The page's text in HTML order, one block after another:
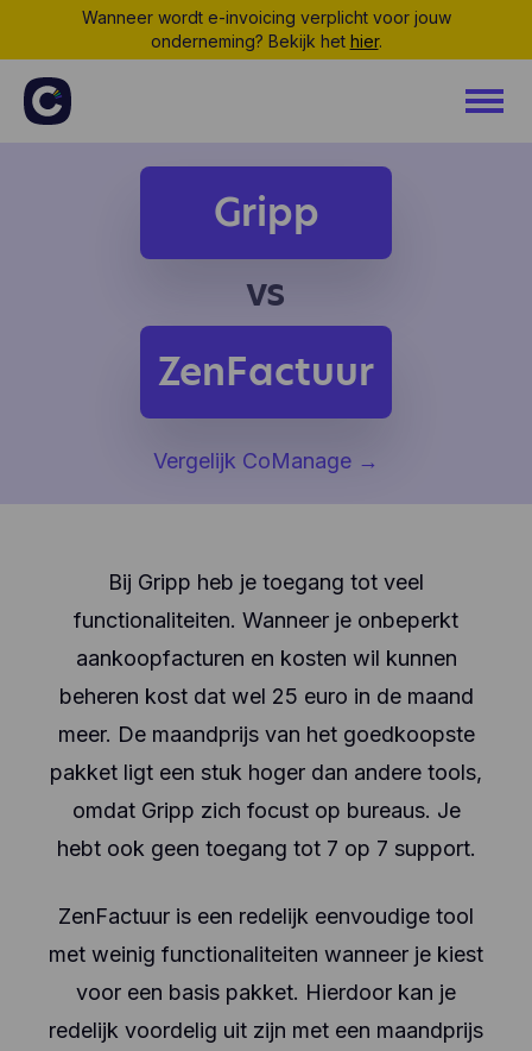
Wanneer wordt e-invoicing verplicht voor jouw
onderneming? Bekijk het hier.
Gripp
vs
ZenFactuur
Vergelijk CoManage →
Bij Gripp heb je toegang tot veel
functionaliteiten. Wanneer je onbeperkt
aankoopfacturen en kosten wil kunnen
beheren kost dat wel 25 euro in de maand
meer. De maandprijs van het goedkoopste
pakket ligt een stuk hoger dan andere tools,
omdat Gripp zich focust op bureaus. Je
hebt ook geen toegang tot 7 op 7 support.
ZenFactuur is een redelijk eenvoudige tool
met weinig functionaliteiten wanneer je kiest
voor een basis pakket. Hierdoor kan je
redelijk voordelig uit zijn met een maandprijs